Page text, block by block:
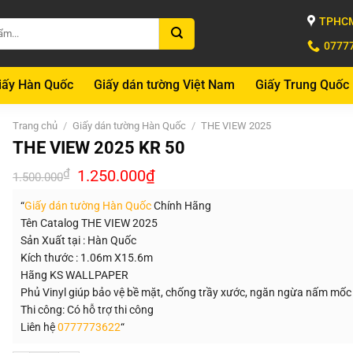
Hàn Quốc Giấy dán tường Việt Nam Giấy Trung Quốc
Trang chủ / Giấy dán tường Hàn Quốc / THE VIEW 2025
THE VIEW 2025 KR 50
1.500.000₫ Giá
gốc
1.500.000₫.
1.250.000₫Giá
hiện
là:
1.250.000₫.
“Giấy dán tường Hàn QuốcChính Hãng
Tên Catalog THE VIEW 2025
Sản Xuất tại : Hàn Quốc
Kích thước : 1.06m X15.6m
Hãng KS WALLPAPER
Phủ Vinyl giúp bảo vệ bề mặt, chống trầy xước, ngăn ngừa nấm mốc
Thi công: Có hỗ trợ thi công
Liên hệ0777773622“